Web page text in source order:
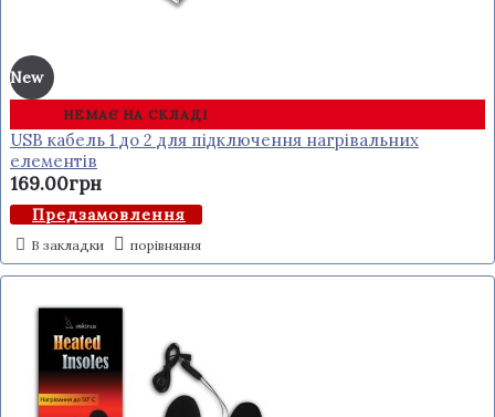
New
НЕМАЄ НА СКЛАДІ
USB кабель 1 до 2 для підключення нагрівальних
елементів
169.00грн
Предзамовлення
В закладки порівняння